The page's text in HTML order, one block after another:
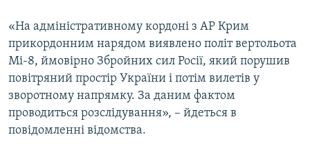
«На адміністративному кордоні з АР Крим
прикордонним нарядом виявлено політ вертольота
Мі-8, ймовірно Збройних сил Росії, який порушив
повітряний простір України і потім вилетів у
зворотному напрямку. За даним фактом
проводиться розслідування», – йдеться в
повідомленні відомства.